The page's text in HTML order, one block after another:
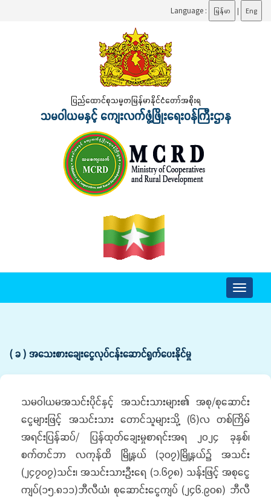
Language : မြန်မာ | Eng
ပြည်ထောင်စုသမ္မတမြန်မာနိုင်ငံတော်အစိုးရ
သမဝါယမနှင့် ကျေးလက်ဖွံ့ဖြိုးရေးဝန်ကြီးဌာန
Toggle
( ခ ) အသေးစားချေးငွေလုပ်ငန်းဆောင်ရွက်ပေးနိုင်မှု
သမဝါယမအသင်းပိုင်နှင့် အသင်းသားများ၏ အစု/စုဆောင်း
ငွေများဖြင့် အသင်းသား တောင်သူများသို့ (၆)လ တစ်ကြိမ်
အရင်းပြန်ဆပ်/ ပြန်ထုတ်ချေးမှုစာရင်းအရ ၂၀၂၄ ခုနှစ်၊
စက်တင်ဘာ လကုန်ထိ မြို့နယ် (၃၀၇)မြို့နယ်၌ အသင်း
(၂၄၇၀၇)သင်း၊ အသင်းသားဦးရေ (၁.၆၇၈) သန်းဖြင့် အစုငွေ
ကျပ်(၁၅.၈၁၁)ဘီလီယံ၊ စုဆောင်းငွေကျပ် (၂၄၆.၉၀၈) ဘီလီ